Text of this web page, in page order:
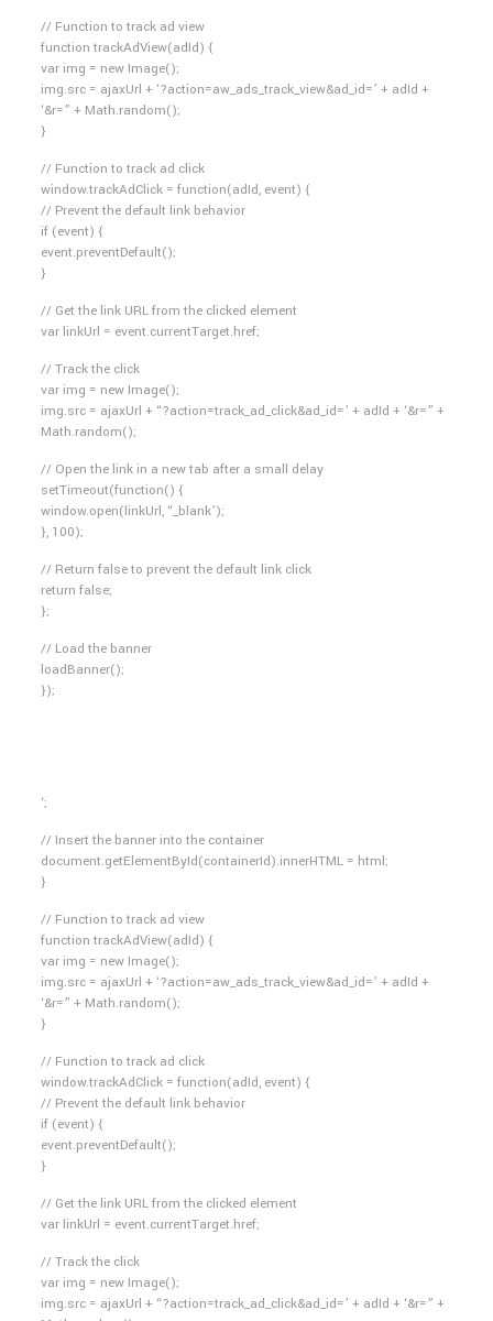
// Function to track ad view
function trackAdView(adId) {
var img = new Image();
img.src = ajaxUrl + ‘?action=aw_ads_track_view&ad_id=’ + adId +
‘&r=” + Math.random();
}
// Function to track ad click
window.trackAdClick = function(adId, event) {
// Prevent the default link behavior
if (event) {
event.preventDefault();
}
// Get the link URL from the clicked element
var linkUrl = event.currentTarget.href;
// Track the click
var img = new Image();
img.src = ajaxUrl + “?action=track_ad_click&ad_id=’ + adId + ‘&r=” +
Math.random();
// Open the link in a new tab after a small delay
setTimeout(function() {
window.open(linkUrl, “_blank’);
}, 100);
// Return false to prevent the default link click
return false;
};
// Load the banner
loadBanner();
});
‘;
// Insert the banner into the container
document.getElementById(containerId).innerHTML = html;
}
// Function to track ad view
function trackAdView(adId) {
var img = new Image();
img.src = ajaxUrl + ‘?action=aw_ads_track_view&ad_id=’ + adId +
‘&r=” + Math.random();
}
// Function to track ad click
window.trackAdClick = function(adId, event) {
// Prevent the default link behavior
if (event) {
event.preventDefault();
}
// Get the link URL from the clicked element
var linkUrl = event.currentTarget.href;
// Track the click
var img = new Image();
img.src = ajaxUrl + “?action=track_ad_click&ad_id=’ + adId + ‘&r=” +